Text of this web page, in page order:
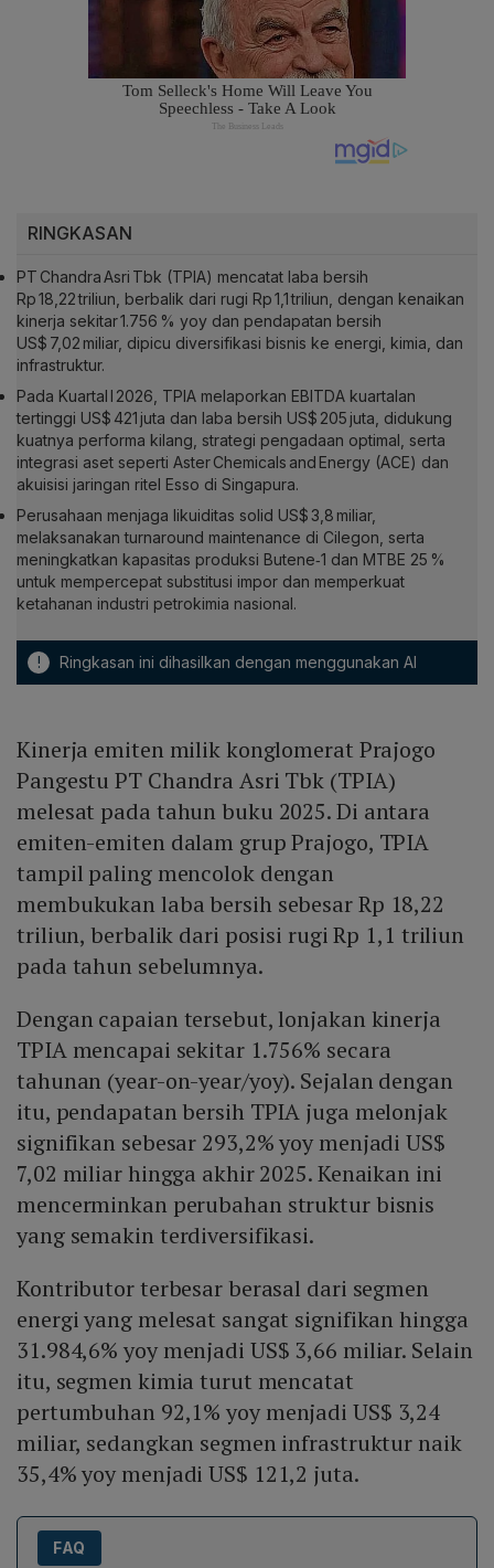
RINGKASAN
PT Chandra Asri Tbk (TPIA) mencatat laba bersih
Rp 18,22 triliun, berbalik dari rugi Rp 1,1 triliun, dengan kenaikan
kinerja sekitar 1.756 % yoy dan pendapatan bersih
US$ 7,02 miliar, dipicu diversifikasi bisnis ke energi, kimia, dan
infrastruktur.
Pada Kuartal I 2026, TPIA melaporkan EBITDA kuartalan
tertinggi US$ 421 juta dan laba bersih US$ 205 juta, didukung
kuatnya performa kilang, strategi pengadaan optimal, serta
integrasi aset seperti Aster Chemicals and Energy (ACE) dan
akuisisi jaringan ritel Esso di Singapura.
Perusahaan menjaga likuiditas solid US$ 3,8 miliar,
melaksanakan turnaround maintenance di Cilegon, serta
meningkatkan kapasitas produksi Butene‑1 dan MTBE 25 %
untuk mempercepat substitusi impor dan memperkuat
ketahanan industri petrokimia nasional.
! Ringkasan ini dihasilkan dengan menggunakan AI
Kinerja emiten milik konglomerat Prajogo
Pangestu PT Chandra Asri Tbk (TPIA)
melesat pada tahun buku 2025. Di antara
emiten-emiten dalam grup Prajogo, TPIA
tampil paling mencolok dengan
membukukan laba bersih sebesar Rp 18,22
triliun, berbalik dari posisi rugi Rp 1,1 triliun
pada tahun sebelumnya.
Dengan capaian tersebut, lonjakan kinerja
TPIA mencapai sekitar 1.756% secara
tahunan (year-on-year/yoy). Sejalan dengan
itu, pendapatan bersih TPIA juga melonjak
signifikan sebesar 293,2% yoy menjadi US$
7,02 miliar hingga akhir 2025. Kenaikan ini
mencerminkan perubahan struktur bisnis
yang semakin terdiversifikasi.
Kontributor terbesar berasal dari segmen
energi yang melesat sangat signifikan hingga
31.984,6% yoy menjadi US$ 3,66 miliar. Selain
itu, segmen kimia turut mencatat
pertumbuhan 92,1% yoy menjadi US$ 3,24
miliar, sedangkan segmen infrastruktur naik
35,4% yoy menjadi US$ 121,2 juta.
FAQ